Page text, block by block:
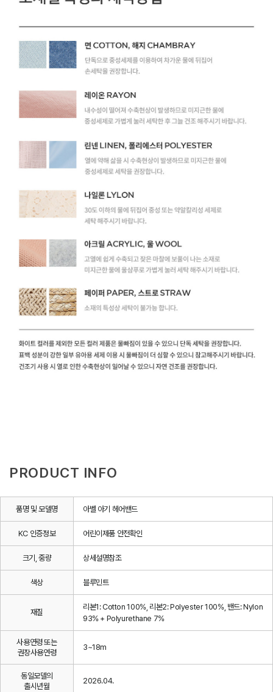
PRODUCT INFO
품명 및 모델명 아벨 아기 헤어밴드
KC 인증정보 어린이제품 안전확인
크기, 중량 상세설명참조
색상 블루민트
재질
리본1: Cotton 100%, 리본2: Polyester 100%, 밴드: Nylon
93% + Polyurethane 7%
사용연령 또는
권장사용연령
3~18m
동일모델의
출시년월
2026.04.